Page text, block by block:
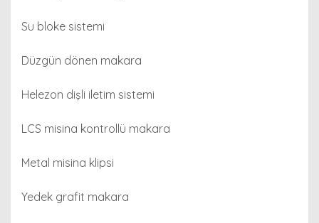
Su bloke sistemi
Düzgün dönen makara
Helezon dişli iletim sistemi
LCS misina kontrollü makara
Metal misina klipsi
Yedek grafit makara